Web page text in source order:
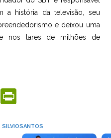
a história da televisão, seu
e deixou uma
nos lares de milhões de
M
tF
SILVIOSANTOS